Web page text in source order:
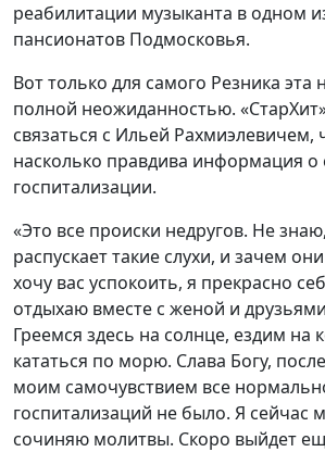
реабилитации музыканта в одном
пансионатов Подмосковья.
Вот только для самого Резника эта
полной неожиданностью.
связаться с Ильей Рахмиэлевичем,
насколько правдива информация о
госпитализации.
«Это все происки недругов. Не
распускает такие слухи, и зачем
хочу вас успокоить, я прекрасно
отдыхаю вместе с женой и
Греемся здесь на солнце, ездим на
кататься по морю. Слава Богу,
моим самочувствием все
госпитализаций не было. Я сейчас
сочиняю молитвы. Скоро выйдет